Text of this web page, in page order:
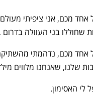
אחד מכם, אני ציפיתי
שחוללו בני העוולה
אחד מכם, נדהמתי
שלנו, שאנחנו מלווים
לי האסימון.